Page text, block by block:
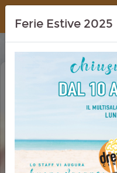
Dream
JACKASS:
Ferie Estive 2025